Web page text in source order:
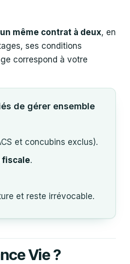
un même contrat à deux, en
ses conditions
correspond à votre
de gérer ensemble
et concubins exclus).
.
et reste irrévocable.
Vie ?